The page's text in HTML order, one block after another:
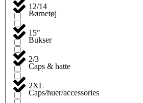
Børnetøj
Bukser
Caps & hatte
Caps/huer/accessories
12/14
15"
2/3
2XL